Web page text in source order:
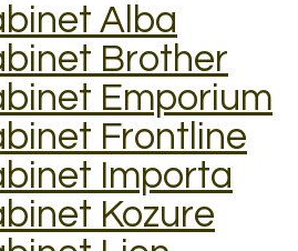
Alba
Brother
Emporium
Frontline
Importa
Kozure